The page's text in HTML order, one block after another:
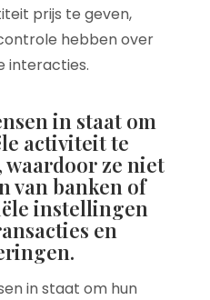
prijs te geven,
hebben over
interacties.
in staat om
activiteit te
ze niet
van banken of
instellingen
en
in staat om hun